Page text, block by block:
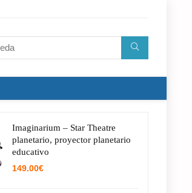
Imaginarium – Star Theatre
planetario, proyector planetario
educativo
149.00€